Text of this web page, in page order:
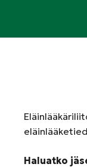
Haluatko